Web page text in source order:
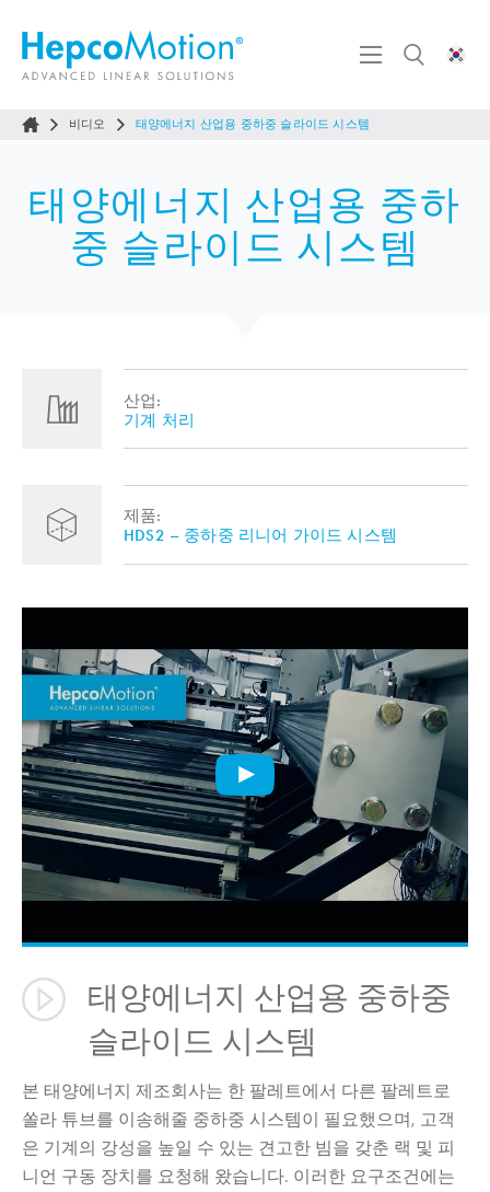
비디오 태양에너지 산업용 중하중 슬라이드 시스템
태양에너지 산업용 중하
중 슬라이드 시스템
산업:
기계 처리
제품:
HDS2 – 중하중 리니어 가이드 시스템
태양에너지 산업용 중하중
슬라이드 시스템
본 태양에너지 제조회사는 한 팔레트에서 다른 팔레트로
쏠라 튜브를 이송해줄 중하중 시스템이 필요했으며, 고객
은 기계의 강성을 높일 수 있는 견고한 빔을 갖춘 랙 및 피
니언 구동 장치를 요청해 왔습니다. 이러한 요구조건에는